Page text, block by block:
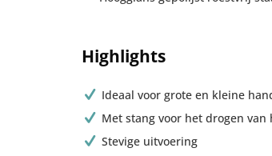
Highlights
Ideaal voor grote en kleine
Met stang voor het drogen van
Stevige uitvoering